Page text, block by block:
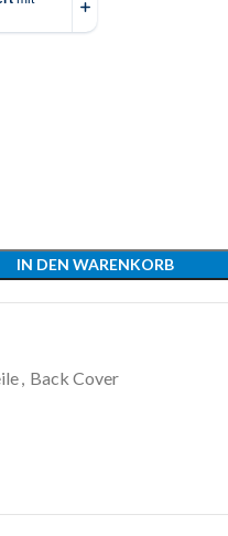
IN DEN WARENKORB
, Back Cover